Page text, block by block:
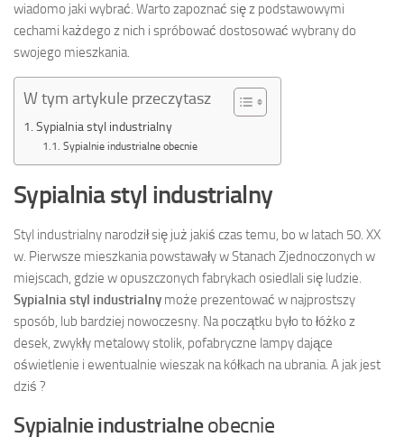
wiadomo jaki wybrać. Warto zapoznać się z podstawowymi
cechami każdego z nich i spróbować dostosować wybrany do
swojego mieszkania.
W tym artykule przeczytasz
Sypialnia styl industrialny
Sypialnie industrialne obecnie
Sypialnia styl industrialny
Styl industrialny narodził się już jakiś czas temu, bo w latach 50. XX
w. Pierwsze mieszkania powstawały w Stanach Zjednoczonych w
miejscach, gdzie w opuszczonych fabrykach osiedlali się ludzie.
Sypialnia styl industrialny może prezentować w najprostszy
sposób, lub bardziej nowoczesny. Na początku było to łóżko z
desek, zwykły metalowy stolik, pofabryczne lampy dające
oświetlenie i ewentualnie wieszak na kółkach na ubrania. A jak jest
dziś ?
Sypialnie industrialneobecnie